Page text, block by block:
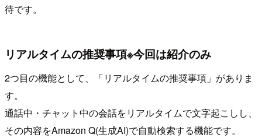
待です。
リアルタイムの推奨事項※今回は紹介のみ
2つ目の機能として、「リアルタイムの推奨事項」がありま
す。
通話中・チャット中の会話をリアルタイムで文字起こしし、
その内容をAmazon Q(生成AI)で自動検索する機能です。